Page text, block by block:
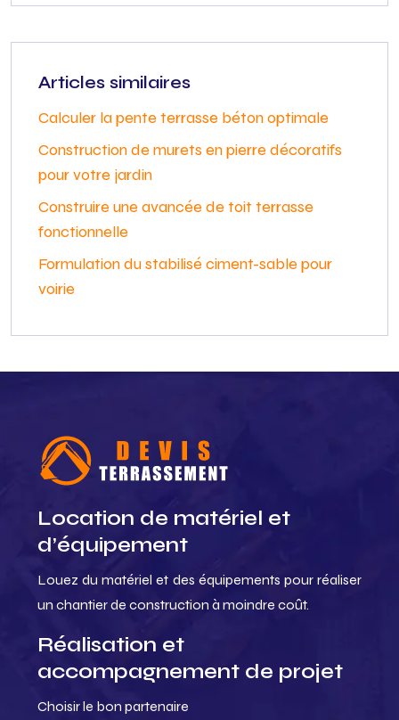
Articles similaires
Calculer la pente terrasse béton optimale
Construction de murets en pierre décoratifs
pour votre jardin
Construire une avancée de toit terrasse
fonctionnelle
Formulation du stabilisé ciment-sable pour
voirie
Location de matériel et
d’équipement
Louez du matériel et des équipements pour réaliser
un chantier de construction à moindre coût.
Réalisation et
accompagnement de projet
Choisir le bon partenaire